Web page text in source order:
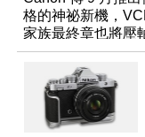
格的神祕新機，
家族最終章也將壓